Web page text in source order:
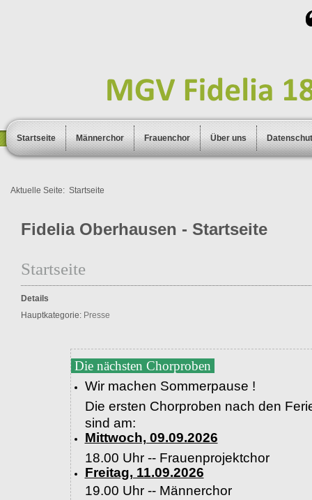
Startseite Männerchor Frauenchor Über uns
Aktuelle Seite: Startseite
Fidelia Oberhausen - Startseite
Startseite
Details
Hauptkategorie: Presse
Die nächsten Chorproben
Wir machen Sommerpause !
Die ersten Chorproben nach den
sind am:
Mittwoch, 09.09.2026
18.00 Uhr -- Frauenprojektchor
Freitag, 11.09.2026
19.00 Uhr -- Männerchor